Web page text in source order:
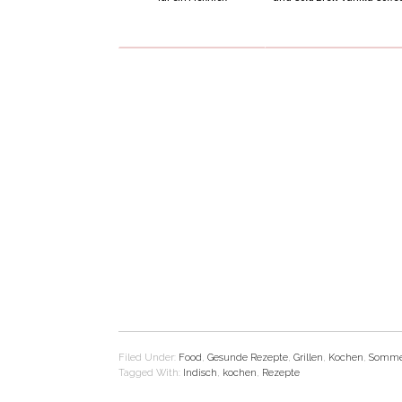
Filed Under: Food, Gesunde Rezepte, Grillen, Kochen,
Tagged With: Indisch, kochen, Rezepte